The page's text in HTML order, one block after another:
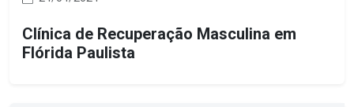
Clínica de Recuperação Masculina em
Flórida Paulista